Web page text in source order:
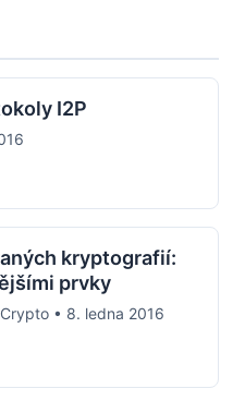
I2P
kryptografií:
prvky
• 8. ledna 2016